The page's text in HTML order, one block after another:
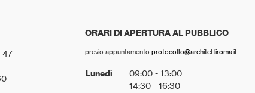
47
ORARI DI APERTURA AL PUBBLICO
previo appuntamento protocollo@architettiroma.it
Lunedì
09:00 - 13:00
14:30 - 16:30